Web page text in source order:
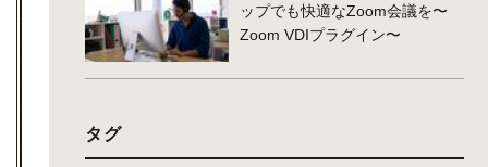
ップでも快適なZoom会議を〜
Zoom VDIプラグイン〜
タグ